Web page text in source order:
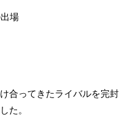
場
合ってきたライバルを完封
た。